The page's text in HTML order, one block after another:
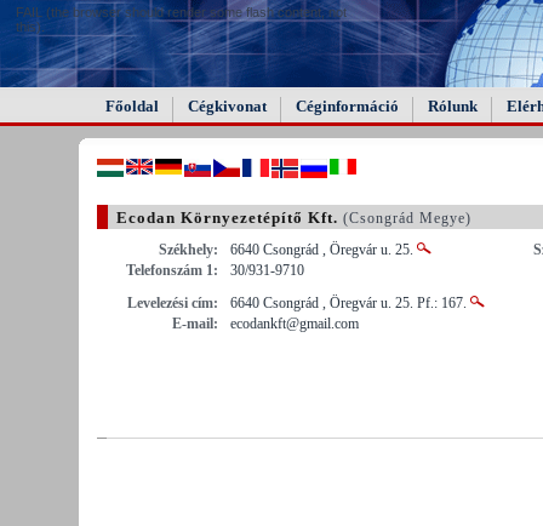
FAIL (the browser should render some flash content, not
this).
Főoldal Cégkivonat Céginformáció Rólunk
Ecodan Környezetépítő Kft. (Csongrád Megye)
Székhely:
6640 Csongrád , Öregvár u. 25.
Telefonszám 1:
30/931-9710
Levelezési cím:
6640 Csongrád , Öregvár u. 25. Pf.: 167.
E-mail:
ecodankft@gmail.com